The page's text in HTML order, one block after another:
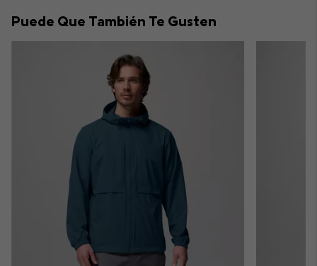
Puede Que También Te Gusten